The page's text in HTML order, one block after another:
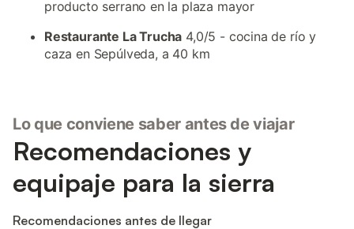
producto serrano en la plaza mayor
Restaurante La Trucha 4,0/5 - cocina de río y
caza en Sepúlveda, a 40 km
Lo que conviene saber antes de viajar
Recomendaciones y
equipaje para la sierra
Recomendaciones antes de llegar